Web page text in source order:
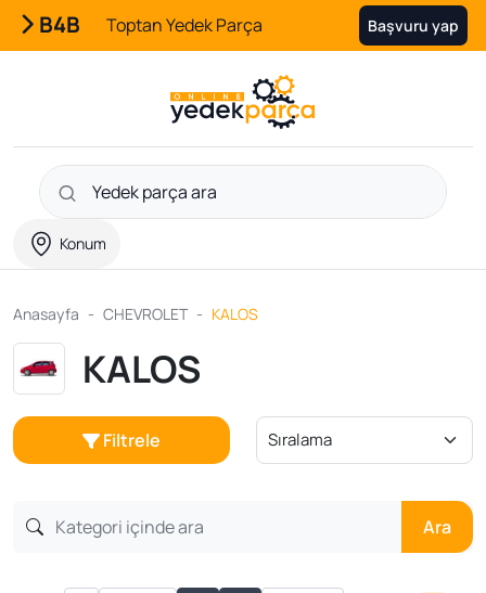
B4B Toptan Yedek Parça Başvuru yap
Konum
Anasayfa CHEVROLET KALOS
KALOS
Filtrele
Ara